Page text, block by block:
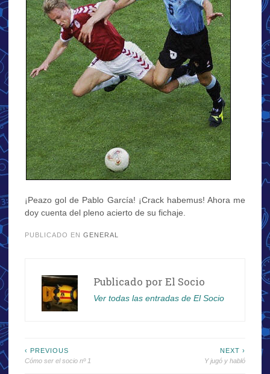
¡Peazo gol de Pablo García! ¡Crack habemus! Ahora me
doy cuenta del pleno acierto de su fichaje.
PUBLICADO EN GENERAL
Publicado por El Socio
Ver todas las entradas de El Socio
Navegación
‹ PREVIOUS
Cómo ser el socio nº 1
NEXT ›
Y jugó y habló